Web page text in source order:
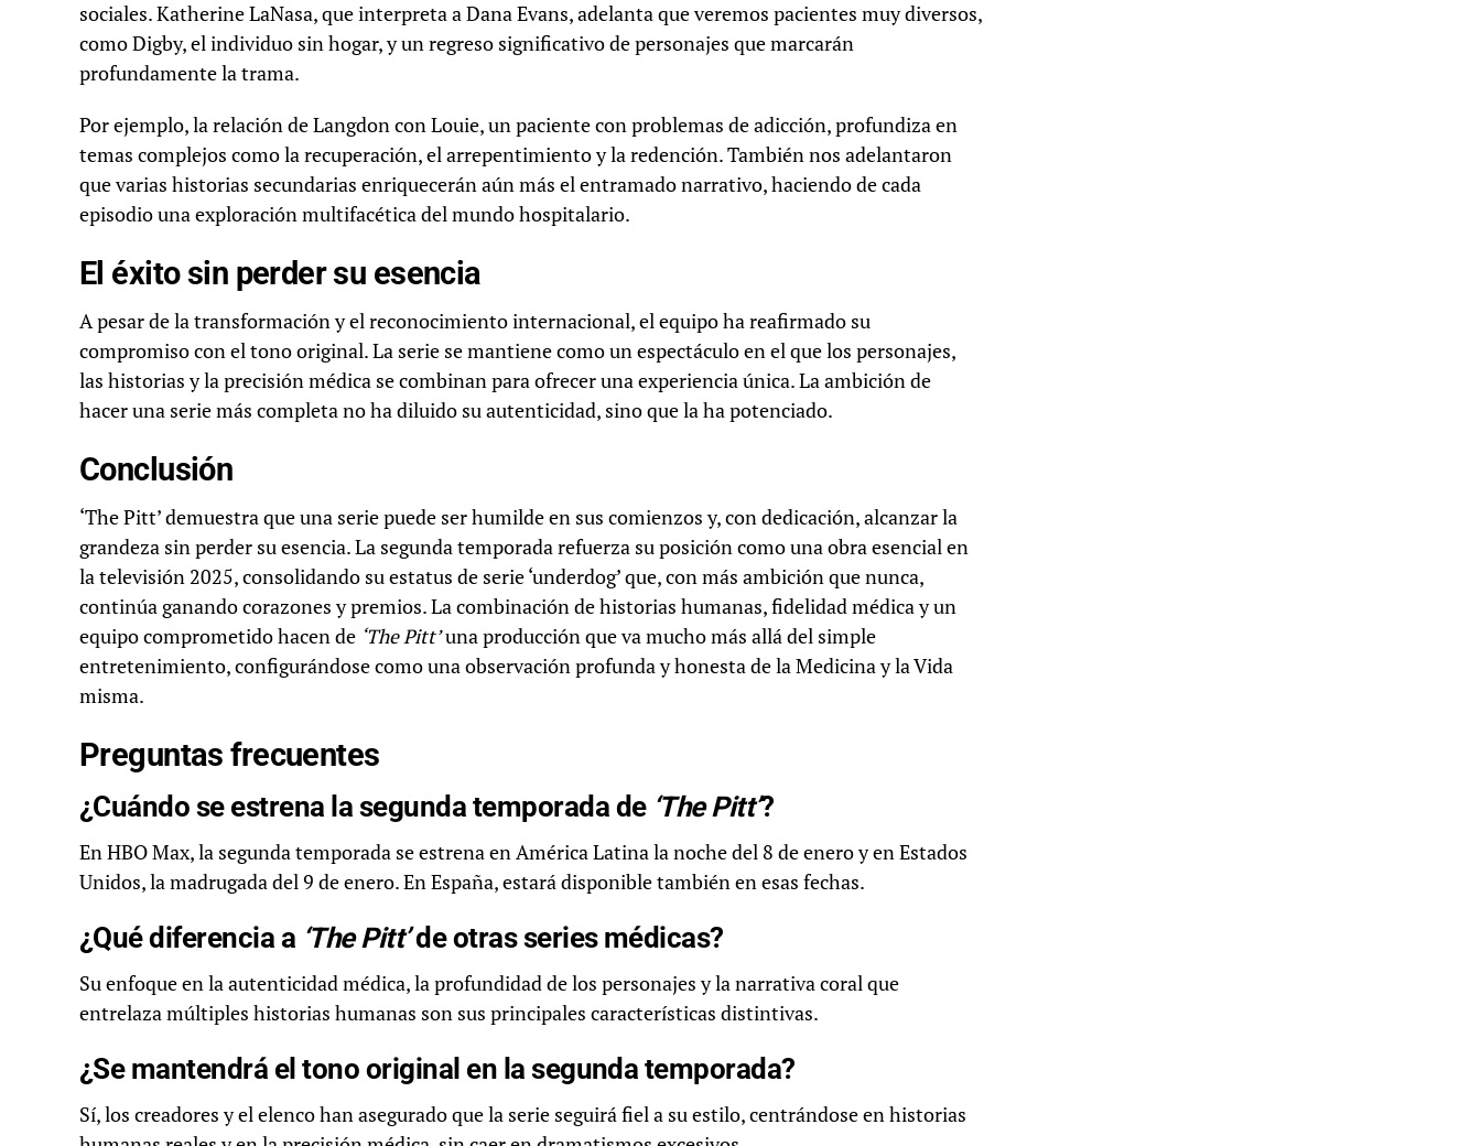
sociales. Katherine LaNasa, que interpreta a Dana Evans, adelanta que veremos pacientes muy diversos,
como Digby, el individuo sin hogar, y un regreso significativo de personajes que marcarán
profundamente la trama.
Por ejemplo, la relación de Langdon con Louie, un paciente con problemas de adicción, profundiza en
temas complejos como la recuperación, el arrepentimiento y la redención. También nos adelantaron
que varias historias secundarias enriquecerán aún más el entramado narrativo, haciendo de cada
episodio una exploración multifacética del mundo hospitalario.
El éxito sin perder su esencia
A pesar de la transformación y el reconocimiento internacional, el equipo ha reafirmado su
compromiso con el tono original. La serie se mantiene como un espectáculo en el que los personajes,
las historias y la precisión médica se combinan para ofrecer una experiencia única. La ambición de
hacer una serie más completa no ha diluido su autenticidad, sino que la ha potenciado.
Conclusión
‘The Pitt’ demuestra que una serie puede ser humilde en sus comienzos y, con dedicación, alcanzar la
grandeza sin perder su esencia. La segunda temporada refuerza su posición como una obra esencial en
la televisión 2025, consolidando su estatus de serie ‘underdog’ que, con más ambición que nunca,
continúa ganando corazones y premios. La combinación de historias humanas, fidelidad médica y un
equipo comprometido hacen de ‘The Pitt’una producción que va mucho más allá del simple
entretenimiento, configurándose como una observación profunda y honesta de la Medicina y la Vida
misma.
Preguntas frecuentes
¿Cuándo se estrena la segunda temporada de ‘The Pitt’?
En HBO Max, la segunda temporada se estrena en América Latina la noche del 8 de enero y en Estados
Unidos, la madrugada del 9 de enero. En España, estará disponible también en esas fechas.
¿Qué diferencia a ‘The Pitt’de otras series médicas?
Su enfoque en la autenticidad médica, la profundidad de los personajes y la narrativa coral que
entrelaza múltiples historias humanas son sus principales características distintivas.
¿Se mantendrá el tono original en la segunda temporada?
Sí, los creadores y el elenco han asegurado que la serie seguirá fiel a su estilo, centrándose en historias